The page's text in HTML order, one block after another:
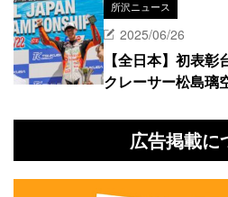
所沢ニュース
2025/06/26
【全日本】初表
クレーサー松島璃
広告掲載に